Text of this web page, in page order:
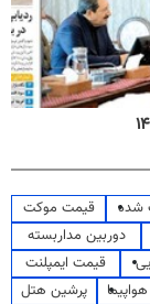
شده
قیمت موکت
دوربین مداربسته
قیمت ایمپلنت
پرشین هتل